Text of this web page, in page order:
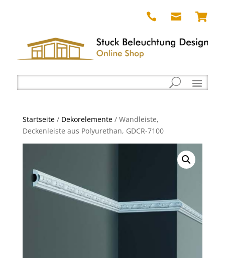
  
Startseite/ Dekorelemente/ Wandleiste,
Deckenleiste aus Polyurethan, GDCR-7100